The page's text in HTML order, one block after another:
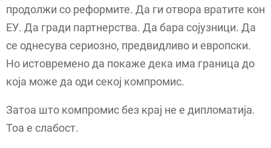
продолжи со реформите. Да ги отвора вратите кон
ЕУ. Да гради партнерства. Да бара сојузници. Да
се однесува сериозно, предвидливо и европски.
Но истовремено да покаже дека има граница до
која може да оди секој компромис.
Затоа што компромис без крај не е дипломатија.
Тоа е слабост.